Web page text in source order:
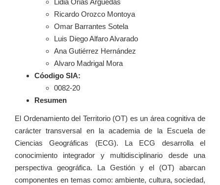
Ricardo Orozco Montoya
Omar Barrantes Sotela
Luis Diego Alfaro Alvarado
Ana Gutiérrez Hernández
Alvaro Madrigal Mora
Cóodigo SIA:
0082-20
Resumen
El Ordenamiento del Territorio (OT) es un área cognitiva de
carácter transversal en la academia de la Escuela de
Ciencias Geográficas (ECG). La ECG desarrolla el
conocimiento integrador y multidisciplinario desde una
perspectiva geográfica. La Gestión y el (OT) abarcan
componentes en temas como: ambiente, cultura, sociedad,